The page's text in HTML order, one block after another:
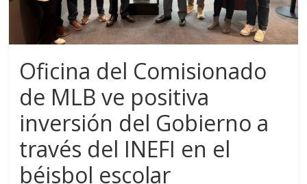
Oficina del Comisionado
de MLB ve positiva
inversión del Gobierno a
través del INEFI en el
béisbol escolar